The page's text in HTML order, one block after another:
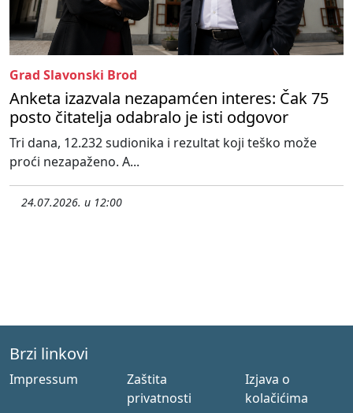
Grad Slavonski Brod
Anketa izazvala nezapamćen interes: Čak 75
posto čitatelja odabralo je isti odgovor
Tri dana, 12.232 sudionika i rezultat koji teško može
proći nezapaženo. A...
24.07.2026. u 12:00
Brzi linkovi
Impressum
Zaštita
privatnosti
Izjava o
kolačićima